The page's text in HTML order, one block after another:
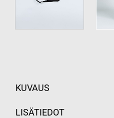
KUVAUS
LISÄTIEDOT